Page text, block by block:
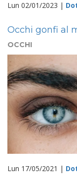
Lun 02/01/2023 |
Occhi gonfi al
OCCHI
Lun 17/05/2021 |